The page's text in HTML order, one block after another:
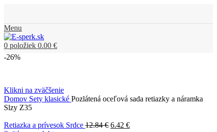
Menu
0 položiek 0.00 €
-26%
Klikni na zväčšenie
Domov Sety klasické Pozlátená oceľová sada retiazky a náramka
Slzy Z35
Retiazka a prívesok Srdce 12.84€ 6.42 €